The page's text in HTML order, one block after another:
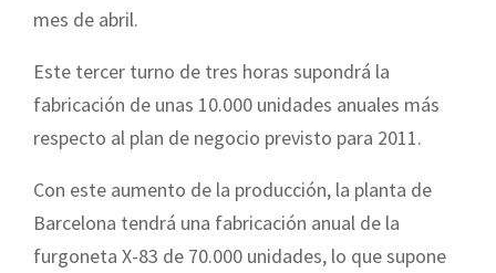
mes de abril.
Este tercer turno de tres horas supondrá la
fabricación de unas 10.000 unidades anuales más
respecto al plan de negocio previsto para 2011.
Con este aumento de la producción, la planta de
Barcelona tendrá una fabricación anual de la
furgoneta X-83 de 70.000 unidades, lo que supone